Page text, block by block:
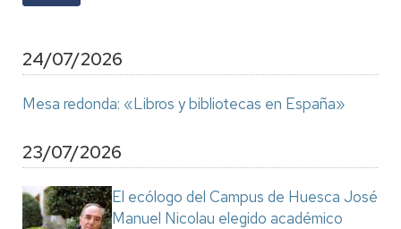
24/07/2026
Mesa redonda: «Libros y bibliotecas en España»
23/07/2026
El ecólogo del Campus de Huesca José
Manuel Nicolau elegido académico